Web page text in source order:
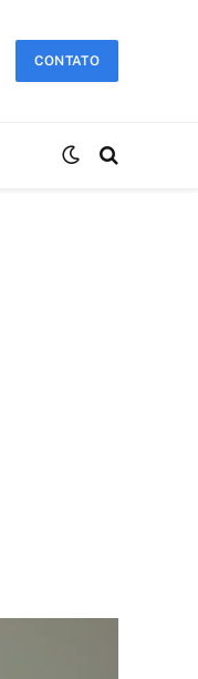
CONTATO